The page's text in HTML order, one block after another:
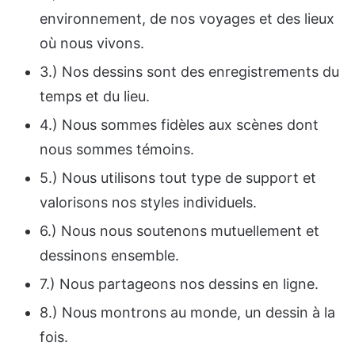
environnement, de nos voyages et des lieux
où nous vivons.
3.) Nos dessins sont des enregistrements du
temps et du lieu.
4.) Nous sommes fidèles aux scènes dont
nous sommes témoins.
5.) Nous utilisons tout type de support et
valorisons nos styles individuels.
6.) Nous nous soutenons mutuellement et
dessinons ensemble.
7.) Nous partageons nos dessins en ligne.
8.) Nous montrons au monde, un dessin à la
fois.